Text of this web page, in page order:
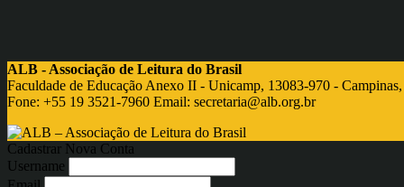
ALB - Associação de Leitura do Brasil
Faculdade de Educação Anexo II - Unicamp, 13083-970 - Campinas,
Fone: +55 19 3521-7960 Email: secretaria@alb.org.br
Cadastrar Nova Conta
Username